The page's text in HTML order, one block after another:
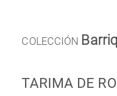
COLECCIÓN
TARIMA DE